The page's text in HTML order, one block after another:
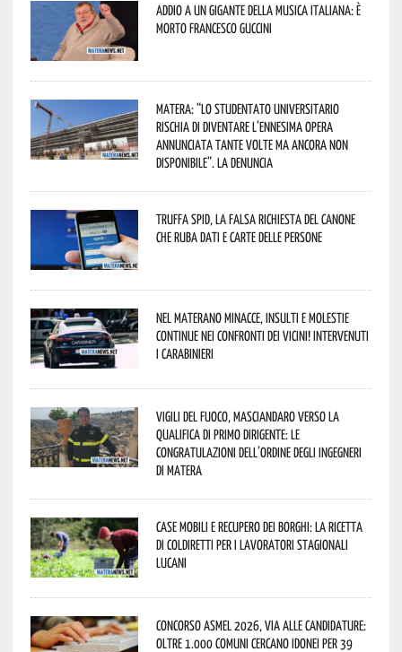
Addio a un gigante della musica italiana: è
morto Francesco Guccini
Matera: “Lo studentato universitario
rischia di diventare l’ennesima opera
annunciata tante volte ma ancora non
disponibile”. La denuncia
Truffa Spid, la falsa richiesta del canone
che ruba dati e carte delle persone
Nel materano minacce, insulti e molestie
continue nei confronti dei vicini! Intervenuti
i Carabinieri
Vigili del Fuoco, Masciandaro verso la
qualifica di Primo Dirigente: le
congratulazioni dell’Ordine degli Ingegneri
di Matera
Case mobili e recupero dei borghi: la ricetta
di Coldiretti per i lavoratori stagionali
lucani
Concorso Asmel 2026, via alle candidature:
oltre 1.000 Comuni cercano idonei per 39